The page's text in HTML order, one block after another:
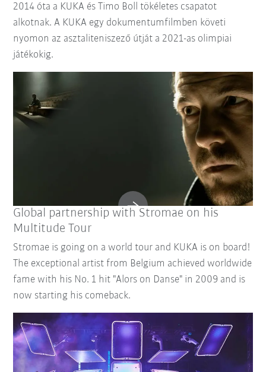
2014 óta a KUKA és Timo Boll tökéletes csapatot
alkotnak. A KUKA egy dokumentumfilmben követi
nyomon az asztaliteniszező útját a 2021-as olimpiai
játékokig.
Global partnership with Stromae on his
Multitude Tour
Stromae is going on a world tour and KUKA is on board!
The exceptional artist from Belgium achieved worldwide
fame with his No. 1 hit "Alors on Danse" in 2009 and is
now starting his comeback.